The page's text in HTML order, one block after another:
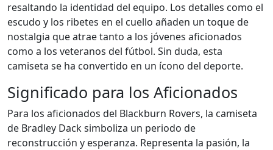
resaltando la identidad del equipo. Los detalles como el
escudo y los ribetes en el cuello añaden un toque de
nostalgia que atrae tanto a los jóvenes aficionados
como a los veteranos del fútbol. Sin duda, esta
camiseta se ha convertido en un ícono del deporte.
Significado para los Aficionados
Para los aficionados del Blackburn Rovers, la camiseta
de Bradley Dack simboliza un periodo de
reconstrucción y esperanza. Representa la pasión, la